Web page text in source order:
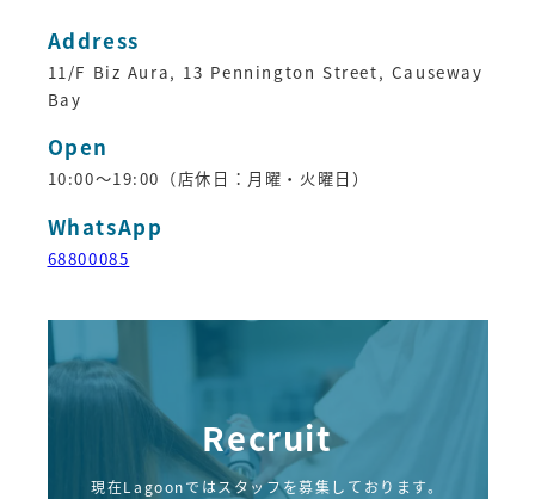
Address
11/F Biz Aura, 13 Pennington Street, Causeway
Bay
Open
10:00～19:00（店休日：月曜・火曜日）
WhatsApp
68800085
Recruit
現在Lagoonではスタッフを募集しております。